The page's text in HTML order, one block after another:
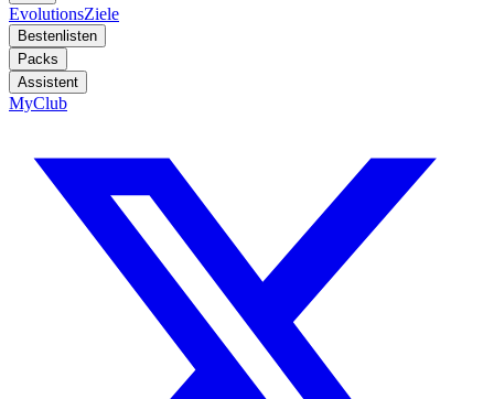
EvolutionsZiele
Bestenlisten
Packs
Assistent
MyClub